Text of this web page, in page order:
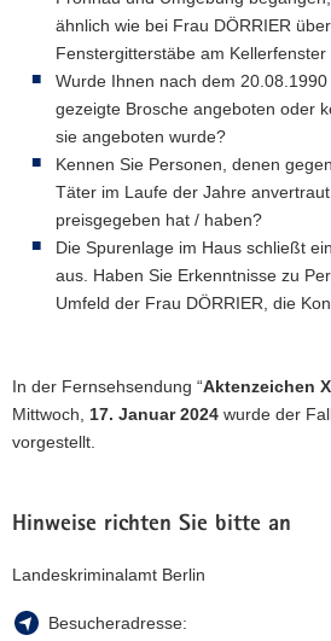
ähnlich wie bei Frau DÖRRIER
Fenstergitterstäbe am
Wurde Ihnen nach dem
gezeigte Brosche angeboten oder
sie angeboten wurde?
Kennen Sie Personen, denen
Täter im Laufe der Jahre
preisgegeben hat / haben?
Die Spurenlage im Haus schließt
aus. Haben Sie Erkenntnisse zu
Umfeld der Frau DÖRRIER, die
In der Fernsehsendung “Aktenzeichen
Mittwoch, 17. Januar 2024 wurde der
vorgestellt.
Hinweise richten Sie bitte an
Landeskriminalamt Berlin
Besucheradresse: